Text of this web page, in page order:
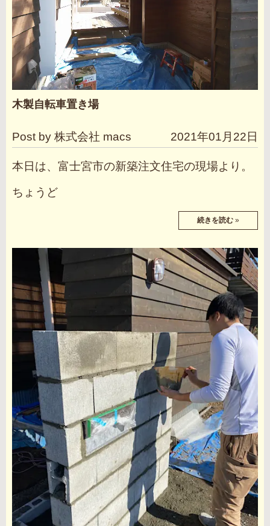
木製自転車置き場
Post by 株式会社 macs 2021年01月22日
本日は、富士宮市の新築注文住宅の現場より。
ちょうど
続きを読む »